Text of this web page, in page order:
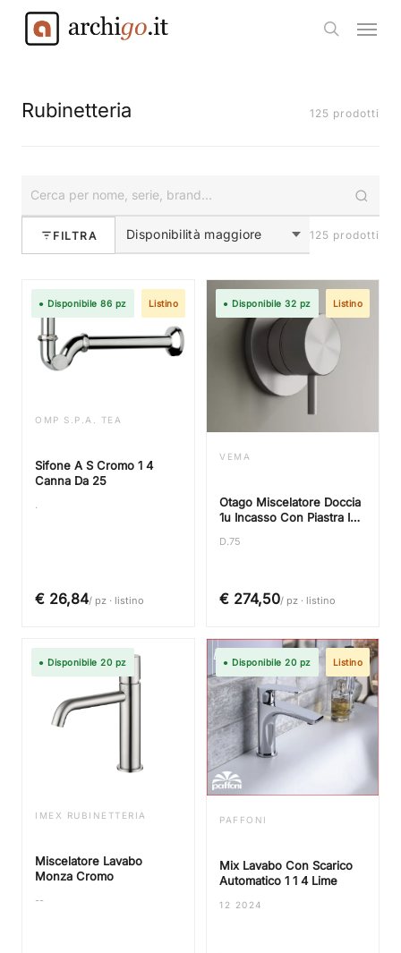
search
Rubinetteria 125 prodotti
FILTRA 125 prodotti
● Disponibile 86 pz Listino
OMP S.P.A. TEA
Sifone A S Cromo 1 4
Canna Da 25
€ 26,84/ pz · listino
● Disponibile 32 pz Listino
VEMA
Otago Miscelatore Doccia
1u Incasso Con Piastra In
D.75
€ 274,50/ pz · listino
● Disponibile 20 pz
IMEX RUBINETTERIA
Miscelatore Lavabo
Monza Cromo
--
● Disponibile 20 pz Listino
PAFFONI
Mix Lavabo Con Scarico
Automatico 1 1 4 Lime
12 2024